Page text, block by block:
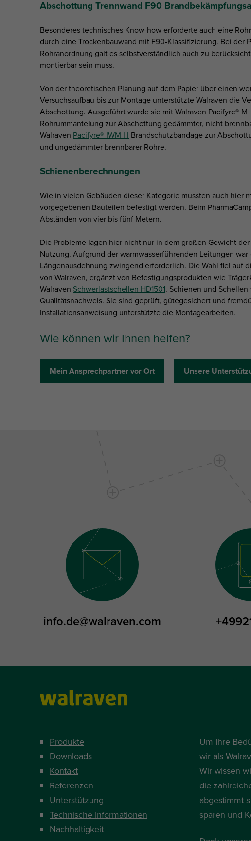
Abschottung Trennwand F90
Besonderes technisches Know-how erforderte auch eine
durch eine Trockenbauwand mit F90-Klassifizierung. Bei der
Rohranordnung galt es selbstverständlich auch zu
montierbar sein muss.
Von der theoretischen Planung auf dem Papier über einen
Versuchsaufbau bis zur Montage unterstützte Walraven die
Abschottung. Ausgeführt wurde sie mit Walraven Pacifyre® M
Rohrummantelung zur Abschottung gedämmter, nicht
Walraven Pacifyre® IWM III Brandschutzbandage zur
und ungedämmter brennbarer Rohre.
Schienenberechnungen
Wie in vielen Gebäuden dieser Kategorie mussten auch hier
vorgegebenen Bauteilen befestigt werden. Beim
Abständen von vier bis fünf Metern.
Die Probleme lagen hier nicht nur in dem großen Gewicht
Nutzung. Aufgrund der warmwasserführenden Leitungen
Längenausdehnung zwingend erforderlich. Die Wahl fiel auf
von Walraven, ergänzt von Befestigungsprodukten wie
Walraven Schwerlastschellen HD1501. Schienen und
Qualitätsnachweis. Sie sind geprüft, gütegesichert und
Installationsanweisung unterstützte die Montagearbeiten.
Wie können wir Ihnen helfen?
Mein Ansprechpartner vor Ort Unsere
info.de@walraven.com
Produkte
Downloads
Kontakt
Referenzen
Unterstützung
Technische Informationen
Nachhaltigkeit
Um Ihre
wir als
Wir wissen
die
abgestimmt
sparen und